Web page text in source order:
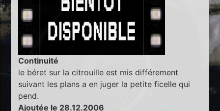
Continuité
le béret sur la citrouille est mis différement
suivant les plans a en juger la petite ficelle qui
pend.
Ajoutée le 28.12.2006